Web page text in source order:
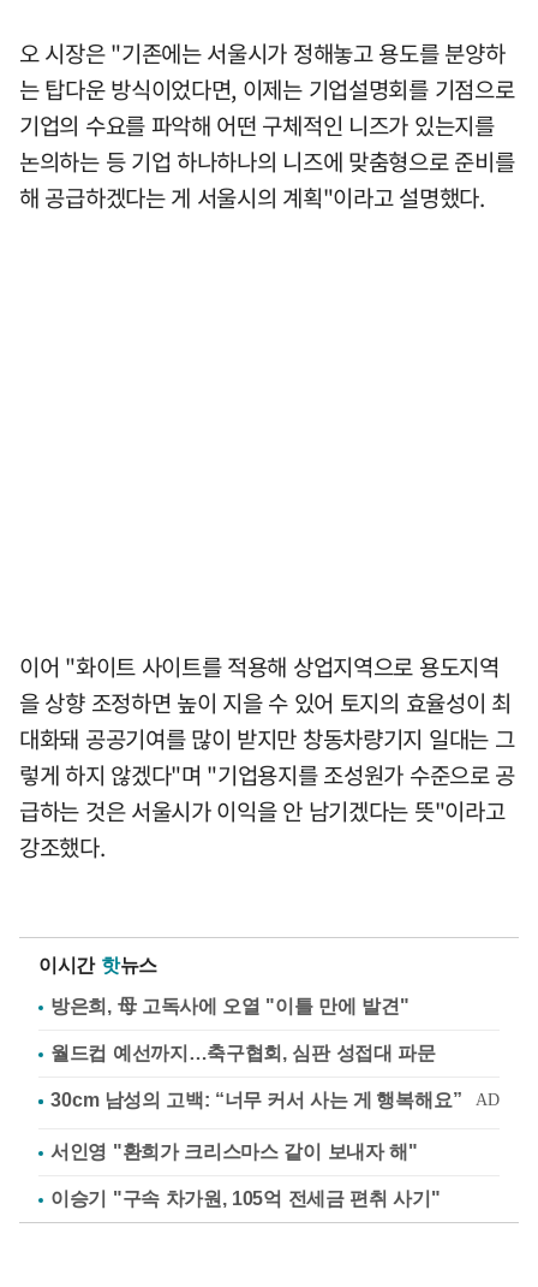
오 시장은 "기존에는 서울시가 정해놓고 용도를 분양하
는 탑다운 방식이었다면, 이제는 기업설명회를 기점으로
기업의 수요를 파악해 어떤 구체적인 니즈가 있는지를
논의하는 등 기업 하나하나의 니즈에 맞춤형으로 준비를
해 공급하겠다는 게 서울시의 계획"이라고 설명했다.
이어 "화이트 사이트를 적용해 상업지역으로 용도지역
을 상향 조정하면 높이 지을 수 있어 토지의 효율성이 최
대화돼 공공기여를 많이 받지만 창동차량기지 일대는 그
렇게 하지 않겠다"며 "기업용지를 조성원가 수준으로 공
급하는 것은 서울시가 이익을 안 남기겠다는 뜻"이라고
강조했다.
이시간 핫뉴스
방은희, 母 고독사에 오열 "이틀 만에 발견"
월드컵 예선까지…축구협회, 심판 성접대 파문
서인영 "환희가 크리스마스 같이 보내자 해"
이승기 "구속 차가원, 105억 전세금 편취 사기"